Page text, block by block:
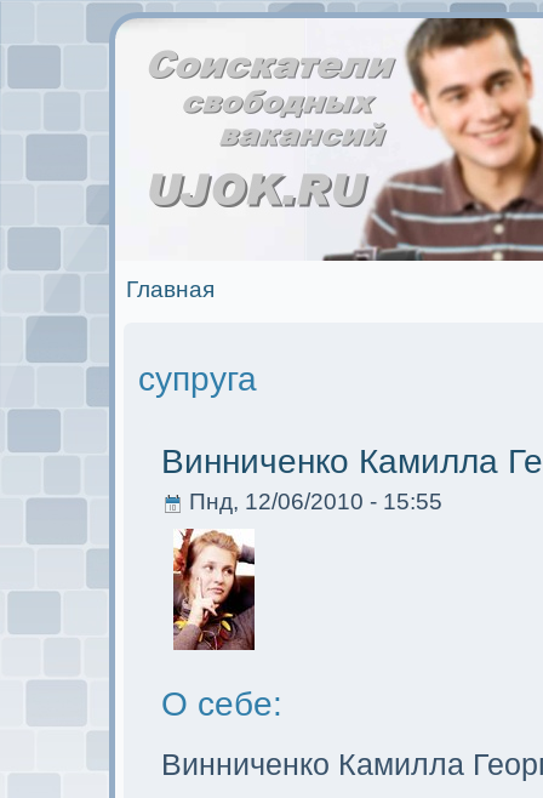
Главная
супруга
Винниченко Камилла
Пнд, 12/06/2010 - 15:55
О себе:
Винниченко Камилла